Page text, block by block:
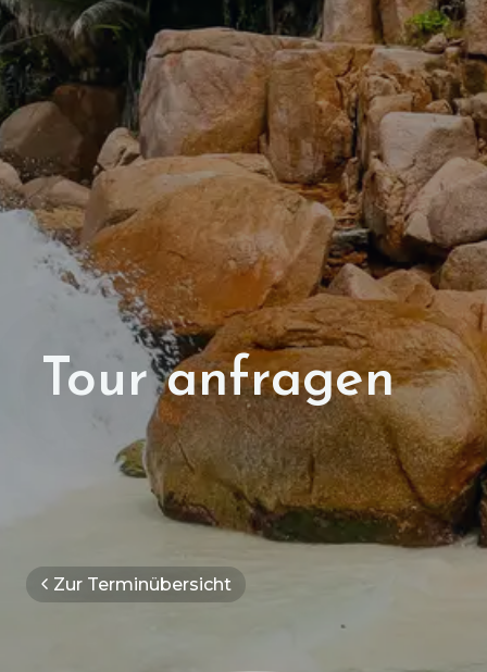
Tour anfragen
Zur Terminübersicht